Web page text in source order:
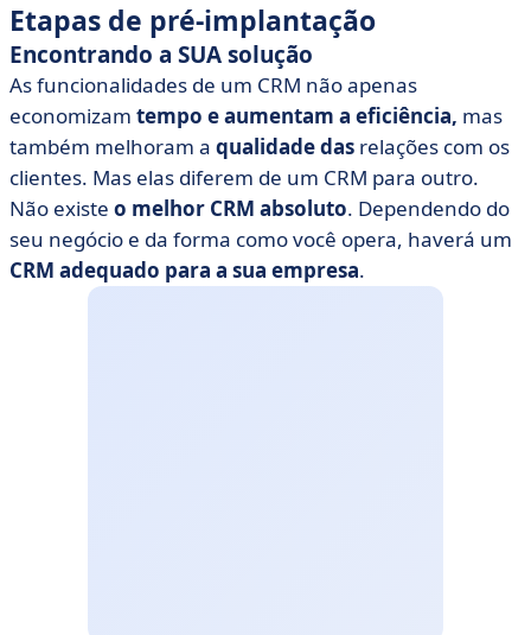
Etapas de pré-implantação
Encontrando a SUA solução
As funcionalidades de um CRM não apenas
economizam tempo e aumentam a eficiência, mas
também melhoram a qualidade das relações com os
clientes. Mas elas diferem de um CRM para outro.
Não existe o melhor CRM absoluto. Dependendo do
seu negócio e da forma como você opera, haverá um
CRM adequado para a sua empresa.